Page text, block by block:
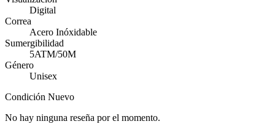
Digital
Correa
Acero Inóxidable
Sumergibilidad
5ATM/50M
Género
Unisex
Condición Nuevo
No hay ninguna reseña por el momento.